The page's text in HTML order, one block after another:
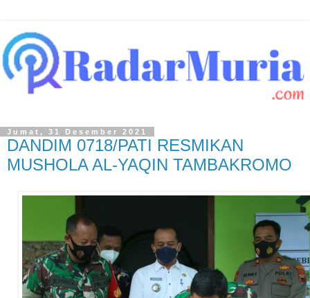
Jumat, 31 Desember 2021
DANDIM 0718/PATI RESMIKAN
MUSHOLA AL-YAQIN TAMBAKROMO